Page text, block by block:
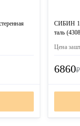
СИБИН 1
таль
Цена за
6860₽